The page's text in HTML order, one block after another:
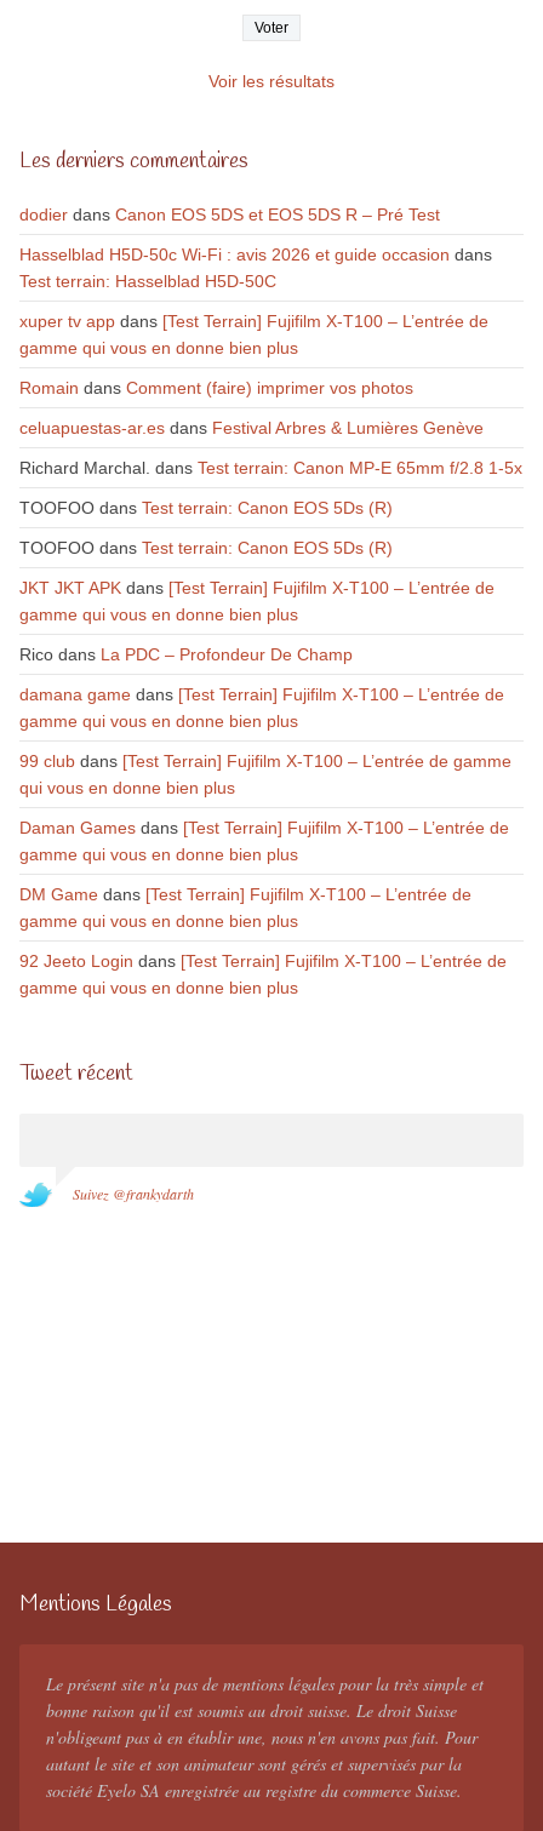
Voir les résultats
Les derniers commentaires
dodierdans Canon EOS 5DS et EOS 5DS R – Pré Test
Hasselblad H5D-50c Wi-Fi : avis 2026 et guide occasion dans
Test terrain: Hasselblad H5D-50C
xuper tv appdans [Test Terrain] Fujifilm X-T100 – L’entrée de
gamme qui vous en donne bien plus
Romain dans Comment (faire) imprimer vos photos
celuapuestas-ar.esdans Festival Arbres & Lumières Genève
Richard Marchal. dans Test terrain: Canon MP-E 65mm f/2.8 1-5x
TOOFOOdans Test terrain: Canon EOS 5Ds (R)
TOOFOOdans Test terrain: Canon EOS 5Ds (R)
JKT JKT APKdans [Test Terrain] Fujifilm X-T100 – L’entrée de
gamme qui vous en donne bien plus
Ricodans La PDC – Profondeur De Champ
damana gamedans [Test Terrain] Fujifilm X-T100 – L’entrée de
gamme qui vous en donne bien plus
99 clubdans [Test Terrain] Fujifilm X-T100 – L’entrée de gamme
qui vous en donne bien plus
Daman Gamesdans [Test Terrain] Fujifilm X-T100 – L’entrée de
gamme qui vous en donne bien plus
DM Gamedans [Test Terrain] Fujifilm X-T100 – L’entrée de
gamme qui vous en donne bien plus
92 Jeeto Login dans [Test Terrain] Fujifilm X-T100 – L’entrée de
gamme qui vous en donne bien plus
Tweet récent
Suivez @frankydarth
Mentions Légales
Le présent site n'a pas de mentions légales pour la très simple et
bonne raison qu'il est soumis au droit suisse. Le droit Suisse
n'obligeant pas à en établir une, nous n'en avons pas fait. Pour
autant le site et son animateur sont gérés et supervisés par la
société Eyelo SA enregistrée au registre du commerce Suisse.